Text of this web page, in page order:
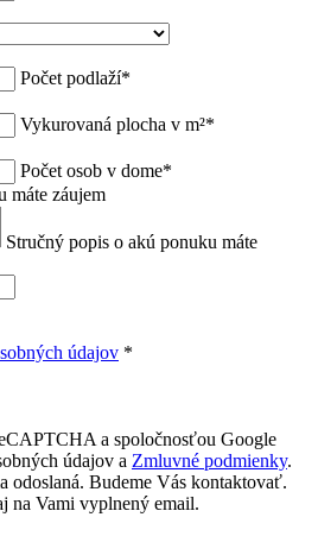
Počet podlaží*
Vykurovaná plocha v m²*
Počet osob v dome*
máte záujem
Stručný popis o akú ponuku máte
údajov *
a spoločnosťou Google
údajov a Zmluvné podmienky.
odoslaná. Budeme Vás kontaktovať.
na Vami vyplnený email.